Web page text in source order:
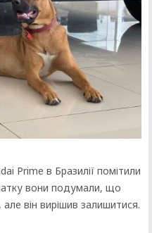
Prime в Бразилії помітили
вони подумали, що
але він вирішив залишитися.